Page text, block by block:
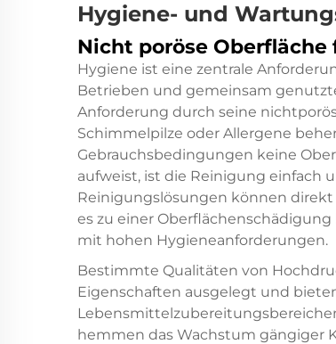
Hygiene- und
Nicht poröse
Hygiene ist eine zentrale
Betrieben und gemeinsam
Anforderung durch seine
Schimmelpilze oder Allergene
Gebrauchsbedingungen keine
aufweist, ist die Reinigung einfach
Reinigungslösungen können
es zu einer
mit hohen Hygieneanforderungen.
Bestimmte Qualitäten von
Eigenschaften ausgelegt und
hemmen das Wachstum gängiger